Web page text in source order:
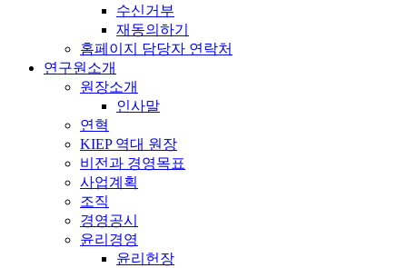
수신거부
재동의하기
홈페이지 담당자 연락처
연구원소개
원장소개
인사말
연혁
KIEP 역대 원장
비전과 경영목표
사업계획
조직
경영공시
윤리경영
윤리헌장